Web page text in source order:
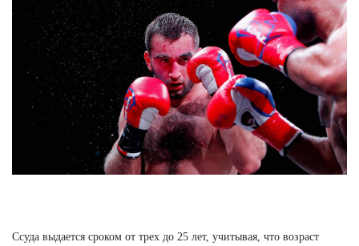
Ссуда выдается сроком от трех до 25 лет, учитывая, что возраст